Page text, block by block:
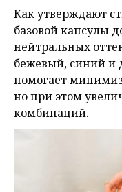
Как утверждают
базовой капсулы
нейтральных
бежевый, синий и
помогает
но при этом
комбинаций.